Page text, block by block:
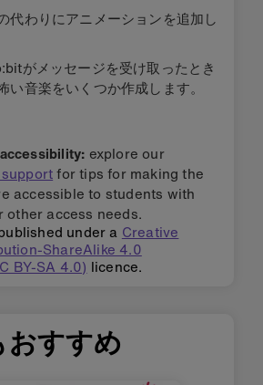
代わりにアニメーションを追加し
がメッセージを受け取ったとき
い音楽をいくつか作成します。
explore our
for tips for making the
accessible to students with
other access needs.
under a Creative
ShareAlike 4.0
BY-SA 4.0) licence.
すすめ